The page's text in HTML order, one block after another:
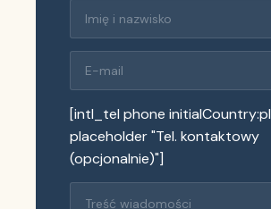
[intl_tel phone initialCountry:pl
placeholder "Tel. kontaktowy
(opcjonalnie)"]